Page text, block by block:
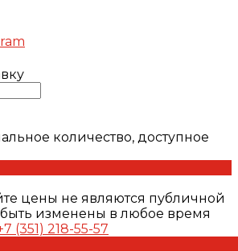
количество, доступное
цены не являются публичной
изменены в любое время
(351) 218-55-57